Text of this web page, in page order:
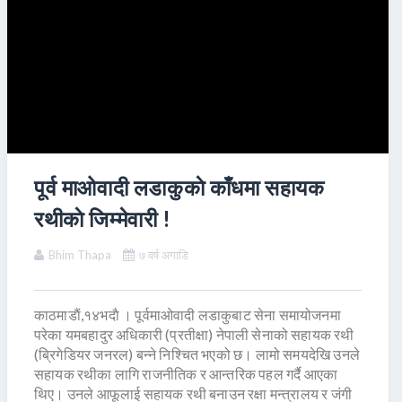
पूर्व माओवादी लडाकुकाे काँधमा सहायक
रथीकाे जिम्मेवारी !
Bhim Thapa ७ वर्ष अगाडि
काठमाडाैं,१४भदाै । पूर्वमाओवादी लडाकुबाट सेना समायोजनमा
परेका यमबहादुर अधिकारी (प्रतीक्षा) नेपाली सेनाको सहायक रथी
(ब्रिगेडियर जनरल) बन्ने निश्चित भएको छ। लामो समयदेखि उनले
सहायक रथीका लागि राजनीतिक र आन्तरिक पहल गर्दै आएका
थिए। उनले आफूलाई सहायक रथी बनाउन रक्षा मन्त्रालय र जंगी